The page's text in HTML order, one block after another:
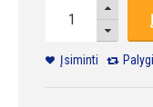
Įsiminti